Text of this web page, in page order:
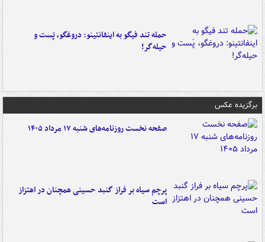
حمله تند فیگو به اینفانتینو: دروغگو، پَست‌ و
حیله‌گر!
برگزیده عکس
صفحه نخست روزنامه‌های شنبه ۱۷ مرداد ۱۴۰۵
پرچم سیاه بر فراز گنبد حسینی همچنان در اهتزاز
است